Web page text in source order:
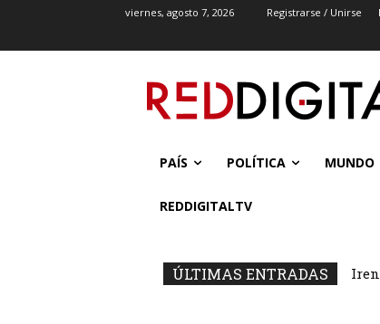
viernes, agosto 7, 2026 Registrarse / Unirse
PAÍS POLÍTICA MUNDO
REDDIGITALTV
ÚLTIMAS ENTRADAS